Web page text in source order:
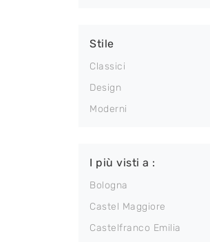
Stile
Classici
Design
Moderni
I più visti a :
Bologna
Castel Maggiore
Castelfranco Emilia